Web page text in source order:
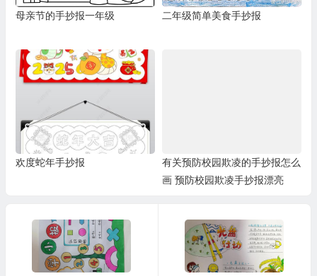
母亲节的手抄报一年级 二年级简单美食手抄报
欢度蛇年手抄报
有关预防校园欺凌的手抄报怎么
画 预防校园欺凌手抄报漂亮